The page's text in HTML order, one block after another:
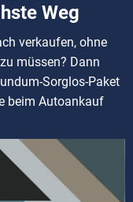
Weg
verkaufen, ohne
müssen? Dann
Sorglos-Paket
beim Autoankauf